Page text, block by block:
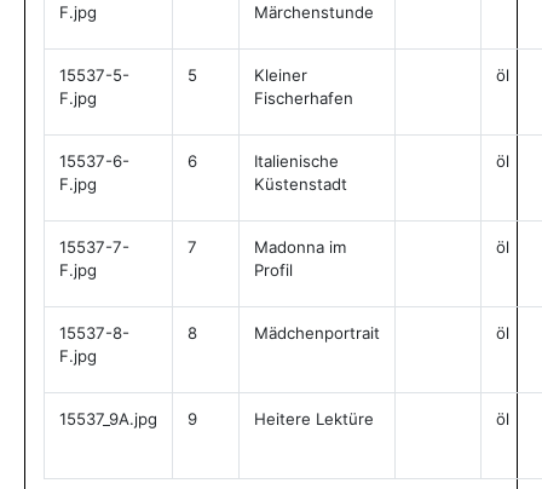
F.jpg
Märchenstunde
15537-5-
F.jpg
5
Kleiner
Fischerhafen
öl
15537-6-
F.jpg
6
Italienische
Küstenstadt
öl
15537-7-
F.jpg
7
Madonna im
Profil
öl
15537-8-
F.jpg
8 Mädchenportrait öl
15537_9A.jpg 9 Heitere Lektüre öl